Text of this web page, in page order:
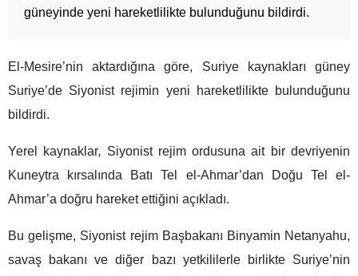
güneyinde yeni hareketlilikte bulunduğunu bildirdi.
El-Mesire’nin aktardığına göre, Suriye kaynakları güney
Suriye’de Siyonist rejimin yeni hareketlilikte bulunduğunu
bildirdi.
Yerel kaynaklar, Siyonist rejim ordusuna ait bir devriyenin
Kuneytra kırsalında Batı Tel el-Ahmar’dan Doğu Tel el-
Ahmar’a doğru hareket ettiğini açıkladı.
Bu gelişme, Siyonist rejim Başbakanı Binyamin Netanyahu,
savaş bakanı ve diğer bazı yetkililerle birlikte Suriye’nin